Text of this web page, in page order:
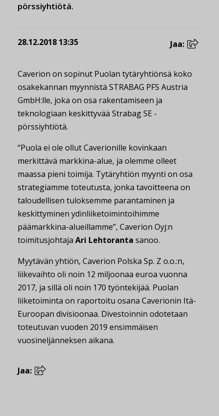
pörssiyhtiötä.
28.12.2018 13:35 Jaa:
Caverion on sopinut Puolan tytäryhtiönsä koko
osakekannan myynnistä STRABAG PFS Austria
GmbH:lle, joka on osa rakentamiseen ja
teknologiaan keskittyvää Strabag SE -
pörssiyhtiötä.
“Puola ei ole ollut Caverionille kovinkaan
merkittävä markkina-alue, ja olemme olleet
maassa pieni toimija. Tytäryhtiön myynti on osa
strategiamme toteutusta, jonka tavoitteena on
taloudellisen tuloksemme parantaminen ja
keskittyminen ydinliiketoimintoihimme
päämarkkina-alueillamme”, Caverion Oyj:n
toimitusjohtaja Ari Lehtoranta sanoo.
Myytävän yhtiön, Caverion Polska Sp. Z o.o.:n,
liikevaihto oli noin 12 miljoonaa euroa vuonna
2017, ja sillä oli noin 170 työntekijää. Puolan
liiketoiminta on raportoitu osana Caverionin Itä-
Euroopan divisioonaa. Divestoinnin odotetaan
toteutuvan vuoden 2019 ensimmäisen
vuosineljänneksen aikana.
Jaa: